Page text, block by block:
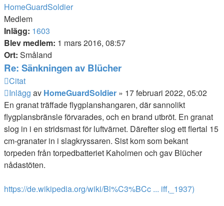
HomeGuardSoldier
Medlem
Inlägg: 1603
Blev medlem: 1 mars 2016, 08:57
Ort: Småland
Re: Sänkningen av Blücher
Citat
Inlägg av HomeGuardSoldier » 17 februari 2022, 05:02
En granat träffade flygplanshangaren, där sannolikt
flygplansbränsle förvarades, och en brand utbröt. En granat
slog in i en stridsmast för luftvärnet. Därefter slog ett flertal 15
cm-granater in i slagkryssaren. Sist kom som bekant
torpeden från torpedbatteriet Kaholmen och gav Blücher
nådastöten.
https://de.wikipedia.org/wiki/Bl%C3%BCc ... iff,_1937)